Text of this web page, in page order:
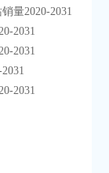
销量2020-2031
2031
2031
2031
2031